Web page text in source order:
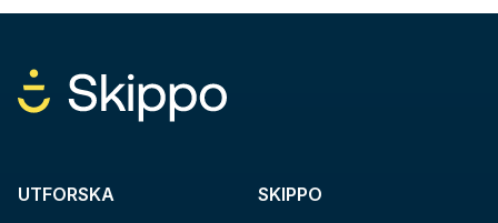
UTFORSKA SKIPPO